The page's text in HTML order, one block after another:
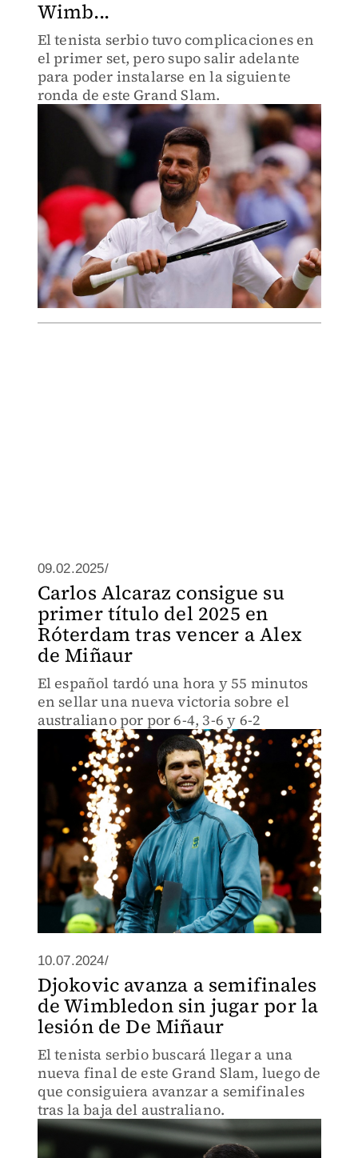
Wimb...
El tenista serbio tuvo complicaciones en
el primer set, pero supo salir adelante
para poder instalarse en la siguiente
ronda de este Grand Slam.
09.02.2025/
Carlos Alcaraz consigue su
primer título del 2025 en
Róterdam tras vencer a Alex
de Miñaur
El español tardó una hora y 55 minutos
en sellar una nueva victoria sobre el
australiano por por 6-4, 3-6 y 6-2
10.07.2024/
Djokovic avanza a semifinales
de Wimbledon sin jugar por la
lesión de De Miñaur
El tenista serbio buscará llegar a una
nueva final de este Grand Slam, luego de
que consiguiera avanzar a semifinales
tras la baja del australiano.